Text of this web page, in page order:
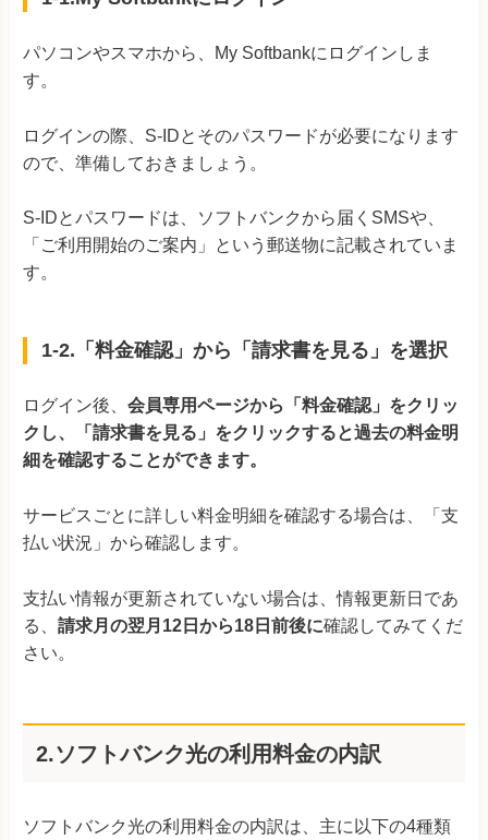
パソコンやスマホから、My Softbankにログインしま
す。
ログインの際、S-IDとそのパスワードが必要になります
ので、準備しておきましょう。
S-IDとパスワードは、ソフトバンクから届くSMSや、
「ご利用開始のご案内」という郵送物に記載されていま
す。
1-2.「料金確認」から「請求書を見る」を選択
ログイン後、 会員専用ページから「料金確認」をクリッ
クし、「請求書を見る」をクリックすると過去の料金明
細を確認することができます。
サービスごとに詳しい料金明細を確認する場合は、「支
払い状況」から確認します。
支払い情報が更新されていない場合は、情報更新日であ
る、 請求月の翌月12日から18日前後に確認してみてくだ
さい。
2.ソフトバンク光の利用料金の内訳
ソフトバンク光の利用料金の内訳は、主に以下の4種類